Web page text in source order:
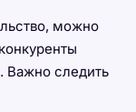
можно
Важно следить